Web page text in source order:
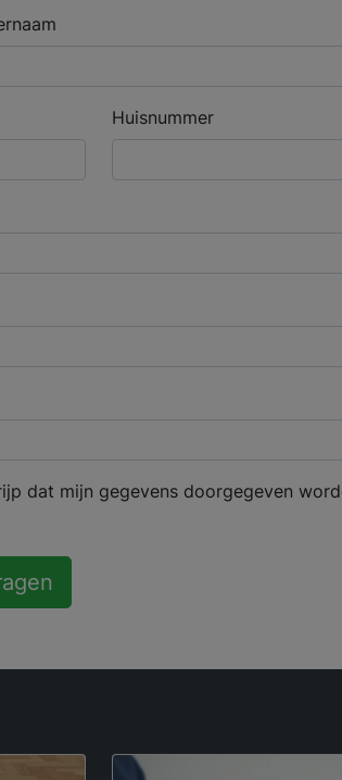
Huisnummer
dat mijn gegevens doorgegeven